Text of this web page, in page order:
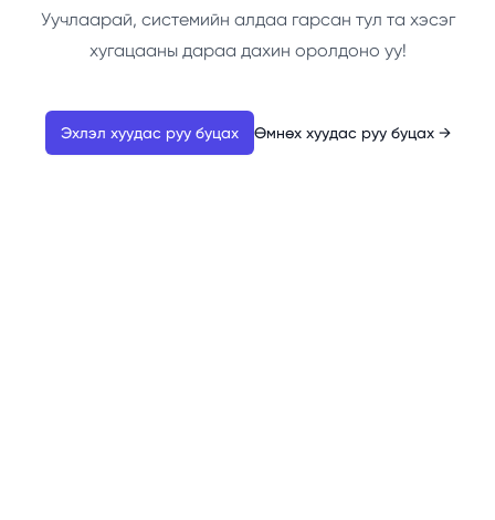
Уучлаарай, системийн алдаа гарсан тул та хэсэг
хугацааны дараа дахин оролдоно уу!
Эхлэл хуудас руу буцах Өмнөх хуудас руу буцах →